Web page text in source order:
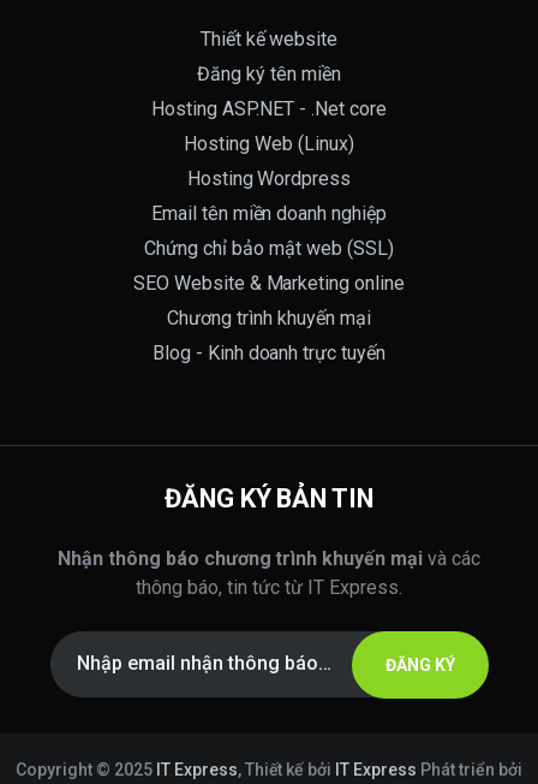
Thiết kế website
Đăng ký tên miền
Hosting ASP.NET - .Net core
Hosting Web (Linux)
Hosting Wordpress
Email tên miền doanh nghiệp
Chứng chỉ bảo mật web (SSL)
SEO Website & Marketing online
Chương trình khuyến mại
Blog - Kinh doanh trực tuyến
ĐĂNG KÝ BẢN TIN
Nhận thông báo chương trình khuyến mại và các
thông báo, tin tức từ IT Express.
ĐĂNG KÝ
Copyright © 2025 IT Express, Thiết kế bởi IT Express Phát triển bởi